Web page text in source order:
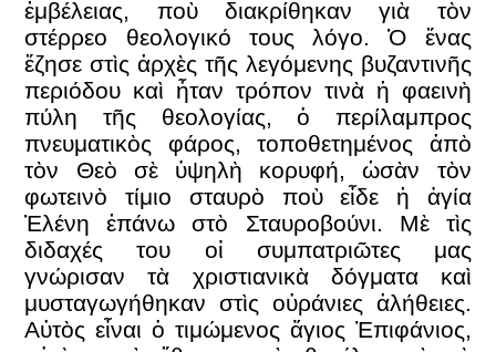
ἐμβέλειας, ποὺ διακρίθηκαν γιὰ τὸν
στέρρεο θεολογικό τους λόγο. Ὁ ἕνας
ἔζησε στὶς ἀρχὲς τῆς λεγόμενης βυζαντινῆς
περιόδου καὶ ἦταν τρόπον τινὰ ἡ φαεινὴ
πύλη τῆς θεολογίας, ὁ περίλαμπρος
πνευματικὸς φάρος, τοποθετημένος ἀπὸ
τὸν Θεὸ σὲ ὑψηλὴ κορυφή, ὡσὰν τὸν
φωτεινὸ τίμιο σταυρὸ ποὺ εἶδε ἡ ἁγία
Ἑλένη ἐπάνω στὸ Σταυροβούνι. Μὲ τὶς
διδαχές του οἱ συμπατριῶτες μας
γνώρισαν τὰ χριστιανικὰ δόγματα καὶ
μυσταγωγήθηκαν στὶς οὐράνιες ἀλήθειες.
Αὐτὸς εἶναι ὁ τιμώμενος ἅγιος Ἐπιφάνιος,